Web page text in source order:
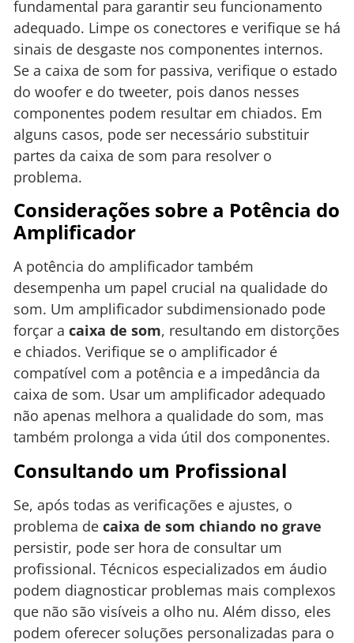
fundamental para garantir seu funcionamento
adequado. Limpe os conectores e verifique se há
sinais de desgaste nos componentes internos.
Se a caixa de som for passiva, verifique o estado
do woofer e do tweeter, pois danos nesses
componentes podem resultar em chiados. Em
alguns casos, pode ser necessário substituir
partes da caixa de som para resolver o
problema.
Considerações sobre a Potência do
Amplificador
A potência do amplificador também
desempenha um papel crucial na qualidade do
som. Um amplificador subdimensionado pode
forçar a caixa de som, resultando em distorções
e chiados. Verifique se o amplificador é
compatível com a potência e a impedância da
caixa de som. Usar um amplificador adequado
não apenas melhora a qualidade do som, mas
também prolonga a vida útil dos componentes.
Consultando um Profissional
Se, após todas as verificações e ajustes, o
problema de caixa de som chiando no grave
persistir, pode ser hora de consultar um
profissional. Técnicos especializados em áudio
podem diagnosticar problemas mais complexos
que não são visíveis a olho nu. Além disso, eles
podem oferecer soluções personalizadas para o